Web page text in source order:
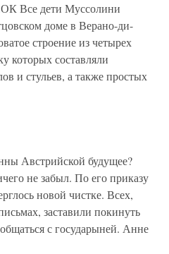
Все дети Муссолини
доме в Верано-ди-
строение из четырех
которых составляли
и стульев, а также простых
Австрийской будущее?
не забыл. По его приказу
новой чистке. Всех,
заставили покинуть
с государыней. Анне